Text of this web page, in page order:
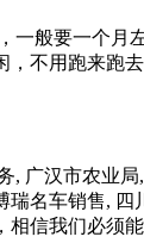
一般要一个月
不用跑来跑
汉市农业
名车销售,
信我们必须